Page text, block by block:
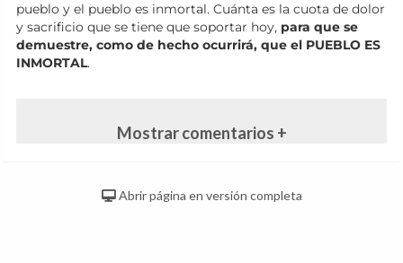
pueblo y el pueblo es inmortal. Cuánta es la cuota de dolor
y sacrificio que se tiene que soportar hoy, para que se
demuestre, como de hecho ocurrirá, que el PUEBLO ES
INMORTAL.
Mostrar comentarios +
Abrir página en versión completa